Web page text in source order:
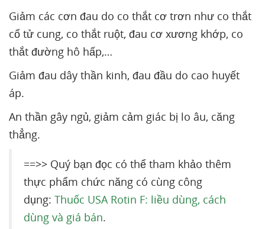
Giảm các cơn đau do co thắt cơ trơn như co thắt
cổ tử cung, co thắt ruột, đau cơ xương khớp, co
thắt đường hô hấp,…
Giảm đau dây thần kinh, đau đầu do cao huyết
áp.
An thần gây ngủ, giảm cảm giác bị lo âu, căng
thẳng.
==>> Quý bạn đọc có thể tham khảo thêm
thực phẩm chức năng có cùng công
dụng: Thuốc USA Rotin F: liều dùng, cách
dùng và giá bán.